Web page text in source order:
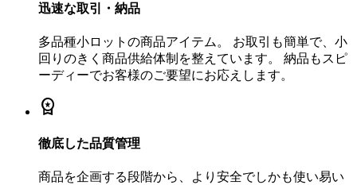
迅速な取引・納品
多品種小ロットの商品アイテム。 お取引も簡単で、小
回りのきく商品供給体制を整えています。 納品もスピ
ーディーでお客様のご要望にお応えします。
workspace_premium
徹底した品質管理
商品を企画する段階から、より安全でしかも使い易い